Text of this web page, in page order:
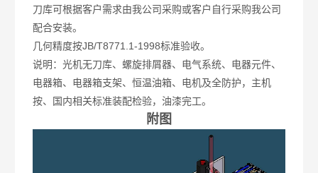
刀库可根据客户需求由我公司采购或客户自行采购我公司
配合安装。
几何精度按JB/T8771.1-1998标准验收。
说明：光机无刀库、螺旋排屑器、电气系统、电器元件、
电器箱、电器箱支架、恒温油箱、电机及全防护，主机
按、国内相关标准装配检验，油漆完工。
附图